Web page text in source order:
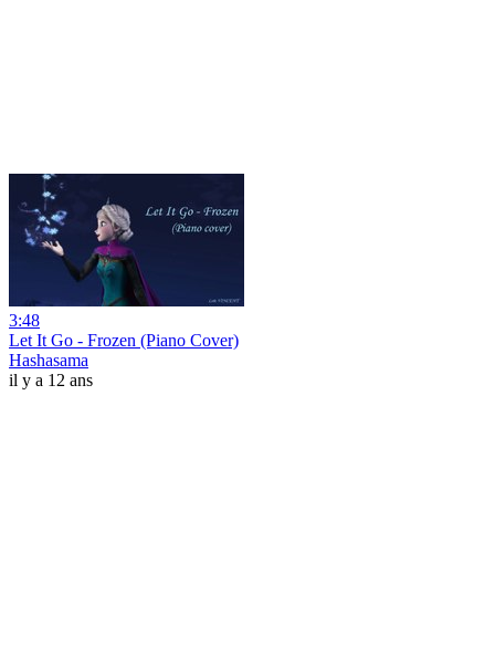
3:48
Let It Go - Frozen (Piano Cover)
Hashasama
il y a 12 ans